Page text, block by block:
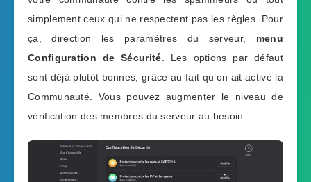
simplement ceux qui ne respectent pas les règles. Pour
ça, direction les paramètres du serveur, menu
Configuration de Sécurité . Les options par défaut
sont déjà plutôt bonnes, grâce au fait qu’on ait activé la
Communauté. Vous pouvez augmenter le niveau de
vérification des membres du serveur au besoin.